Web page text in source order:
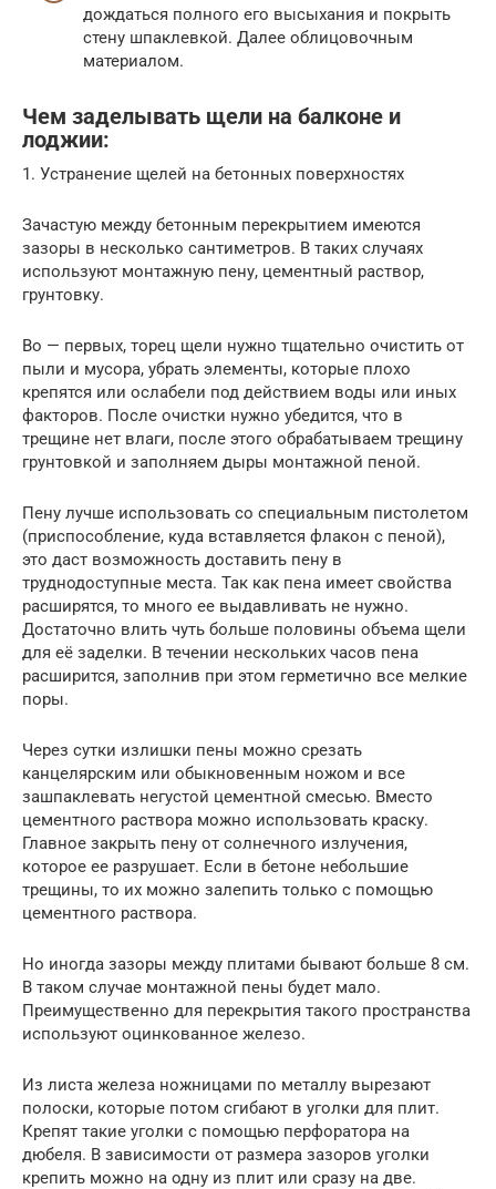
дождаться полного его высыхания и покрыть
стену шпаклевкой. Далее облицовочным
материалом.
Чем заделывать щели на балконе и
лоджии:
1. Устранение щелей на бетонных поверхностях
Зачастую между бетонным перекрытием имеются
зазоры в несколько сантиметров. В таких случаях
используют монтажную пену, цементный раствор,
грунтовку.
Во — первых, торец щели нужно тщательно очистить от
пыли и мусора, убрать элементы, которые плохо
крепятся или ослабели под действием воды или иных
факторов. После очистки нужно убедится, что в
трещине нет влаги, после этого обрабатываем трещину
грунтовкой и заполняем дыры монтажной пеной.
Пену лучше использовать со специальным пистолетом
(приспособление, куда вставляется флакон с пеной),
это даст возможность доставить пену в
труднодоступные места. Так как пена имеет свойства
расширятся, то много ее выдавливать не нужно.
Достаточно влить чуть больше половины объема щели
для её заделки. В течении нескольких часов пена
расширится, заполнив при этом герметично все мелкие
поры.
Через сутки излишки пены можно срезать
канцелярским или обыкновенным ножом и все
зашпаклевать негустой цементной смесью. Вместо
цементного раствора можно использовать краску.
Главное закрыть пену от солнечного излучения,
которое ее разрушает. Если в бетоне небольшие
трещины, то их можно залепить только с помощью
цементного раствора.
Но иногда зазоры между плитами бывают больше 8 см.
В таком случае монтажной пены будет мало.
Преимущественно для перекрытия такого пространства
используют оцинкованное железо.
Из листа железа ножницами по металлу вырезают
полоски, которые потом сгибают в уголки для плит.
Крепят такие уголки с помощью перфоратора на
дюбеля. В зависимости от размера зазоров уголки
крепить можно на одну из плит или сразу на две.